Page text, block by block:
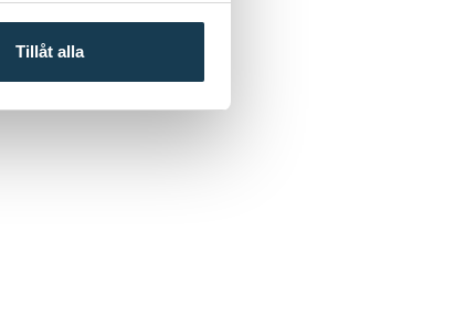
Tillåt alla